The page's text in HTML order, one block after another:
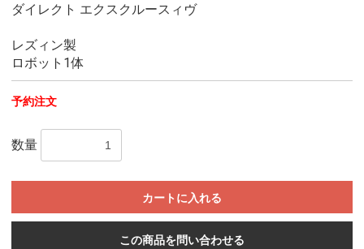
ダイレクト エクスクルースィヴ
レズィン製
ロボット1体
予約注文
数量
カートに入れる
この商品を問い合わせる